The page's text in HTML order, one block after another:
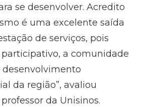
se desenvolver. Acredito
é uma excelente saída
de serviços, pois
a comunidade
desenvolvimento
da região”, avaliou
da Unisinos.